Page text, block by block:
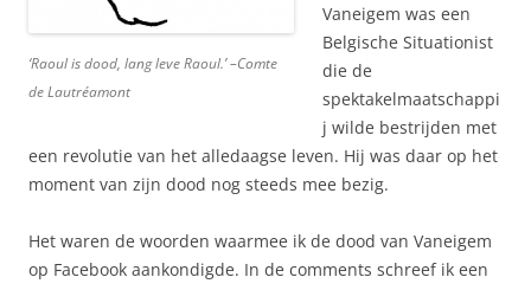
‘Raoul is dood, lang leve Raoul.’ –Comte
de Lautréamont
Vaneigem was een
Belgische Situationist
die de
spektakelmaatschappi
j wilde bestrijden met
een revolutie van het alledaagse leven. Hij was daar op het
moment van zijn dood nog steeds mee bezig.
Het waren de woorden waarmee ik de dood van Vaneigem
op Facebook aankondigde. In de comments schreef ik een